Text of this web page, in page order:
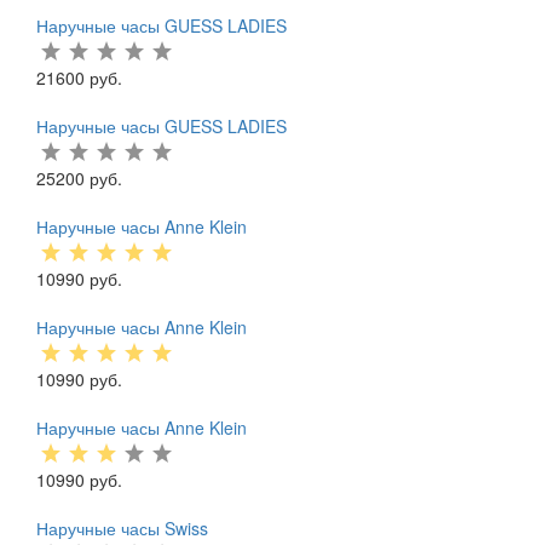
Наручные часы GUESS LADIES
21600 руб.
Наручные часы GUESS LADIES
25200 руб.
Наручные часы Anne Klein
10990 руб.
Наручные часы Anne Klein
10990 руб.
Наручные часы Anne Klein
10990 руб.
Наручные часы Swiss